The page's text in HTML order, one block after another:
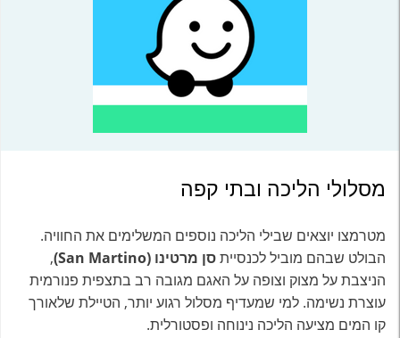
מסלולי הליכה ובתי קפה
מטרמצו יוצאים שבילי הליכה נוספים המשלימים את החוויה.
הבולט שבהם מוביל לכנסייתסן מרטינו (San Martino)
,
הניצבת על מצוק וצופה על האגם מגובה רב בתצפית פנורמית
עוצרת נשימה. למי שמעדיף מסלול רגוע יותר, הטיילת שלאורך
קו המים מציעה הליכה נינוחה ופסטורלית.